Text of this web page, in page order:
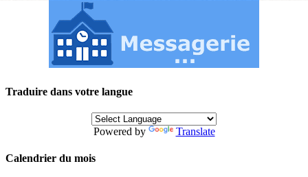
Traduire dans votre langue
Powered by Translate
Calendrier du mois